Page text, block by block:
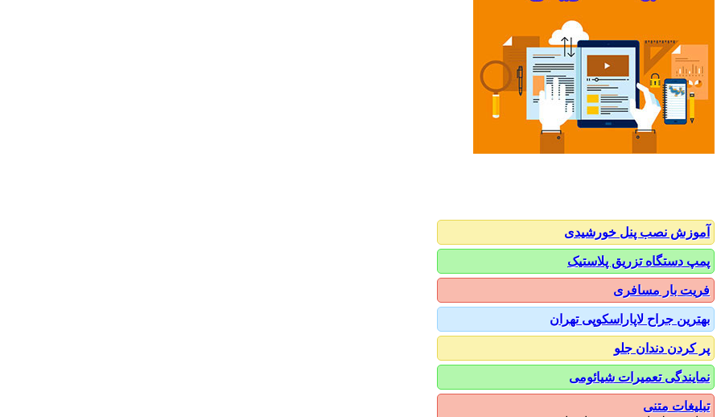
آموزش نصب پنل خورشیدی
پمپ دستگاه تزریق پلاستیک
فریت بار مسافری
بهترین جراح لاپاراسکوپی تهران
پر کردن دندان جلو
نمایندگی تعمیرات شیائومی
تبلیغات متنی